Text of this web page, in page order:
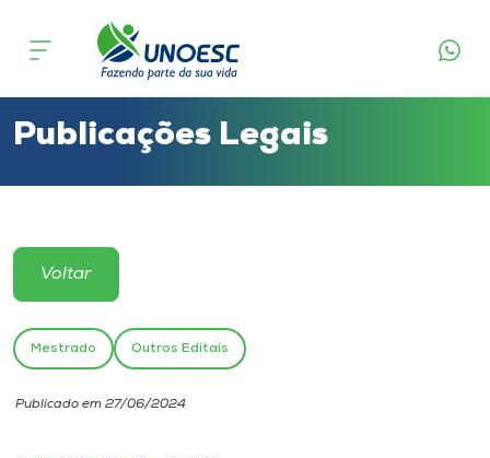
Cursos
Atendimento ao Estudante
Portal de Ensino
Unoesc
Publicações Legais
Voltar
Mestrado Outros Editais
Publicado em 27/06/2024